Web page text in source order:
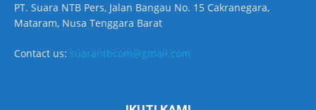
PT. Suara NTB Pers, Jalan Bangau No. 15 Cakranegara,
Mataram, Nusa Tenggara Barat
Contact us: suarantbcom@gmail.com